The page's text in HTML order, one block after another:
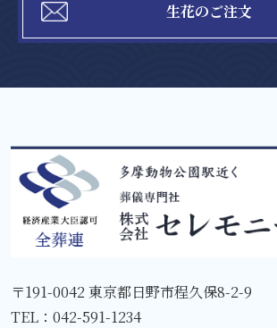
生花のご注文
〒191-0042 東京都日野市程久保8-2-9
TEL： 042-591-1234